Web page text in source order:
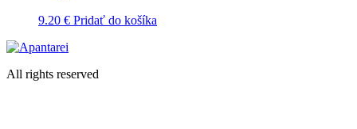
9.20 € Pridať do košíka
All rights reserved